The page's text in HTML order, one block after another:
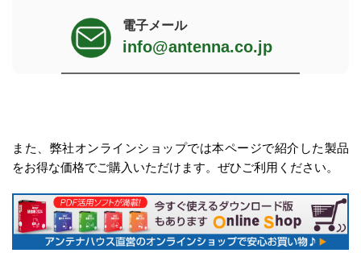
電子メール
info@antenna.co.jp
また、弊社オンラインショップでは本ページで紹介した製品
をお得な価格でご購入いただけます。ぜひご利用ください。